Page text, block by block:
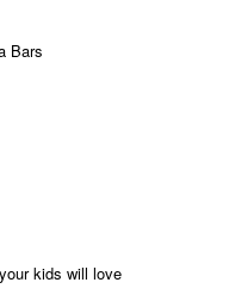
Bars
kids will love